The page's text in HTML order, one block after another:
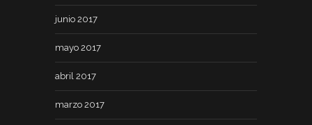
junio 2017
mayo 2017
abril 2017
marzo 2017